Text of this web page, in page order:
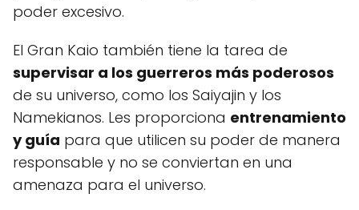
poder excesivo.
El Gran Kaio también tiene la tarea de
supervisar a los guerreros más poderosos
de su universo, como los Saiyajin y los
Namekianos. Les proporciona entrenamiento
y guía para que utilicen su poder de manera
responsable y no se conviertan en una
amenaza para el universo.